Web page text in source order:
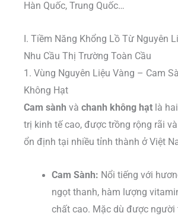
Hàn Quốc, Trung Quốc…
I. Tiềm Năng Khổng Lồ Từ Nguyên
Nhu Cầu Thị Trường Toàn Cầu
1. Vùng Nguyên Liệu Vàng – Cam
Không Hạt
Cam sành và chanh không hạt là
trị kinh tế cao, được trồng rộng rãi
ổn định tại nhiều tỉnh thành ở Việt
Cam Sành: Nổi tiếng với
ngọt thanh, hàm lượng
chất cao. Mặc dù được người